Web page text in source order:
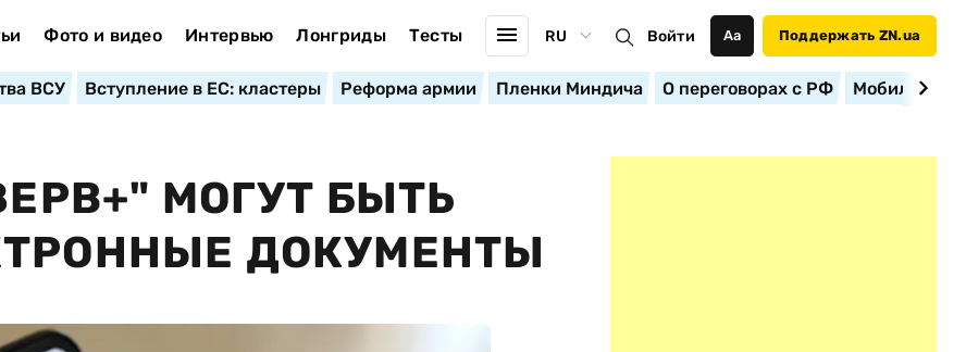
Фото и видео Интервью Лонгриды Тесты RU Войти Аа Поддержать ZN.ua
ВСУ Вступление в ЕС: кластеры Реформа армии Пленки Миндича О переговорах с РФ
МОГУТ БЫТЬ
ДОКУМЕНТЫ